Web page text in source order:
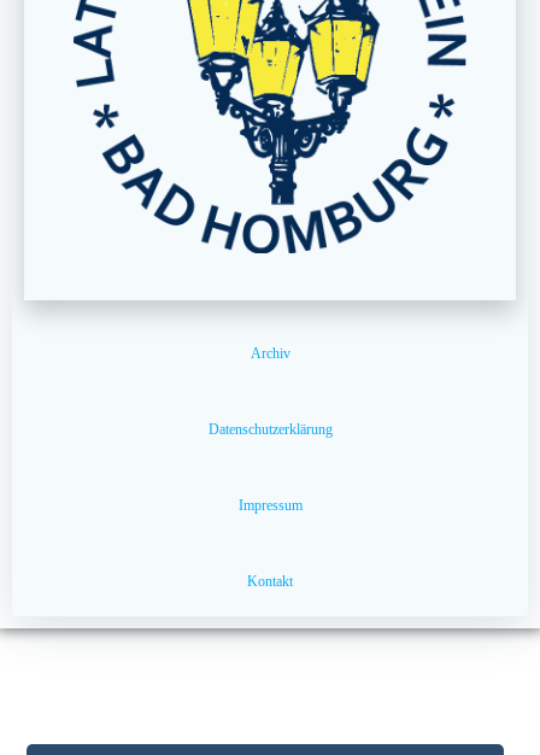
Archiv
Datenschutzerklärung
Impressum
Kontakt